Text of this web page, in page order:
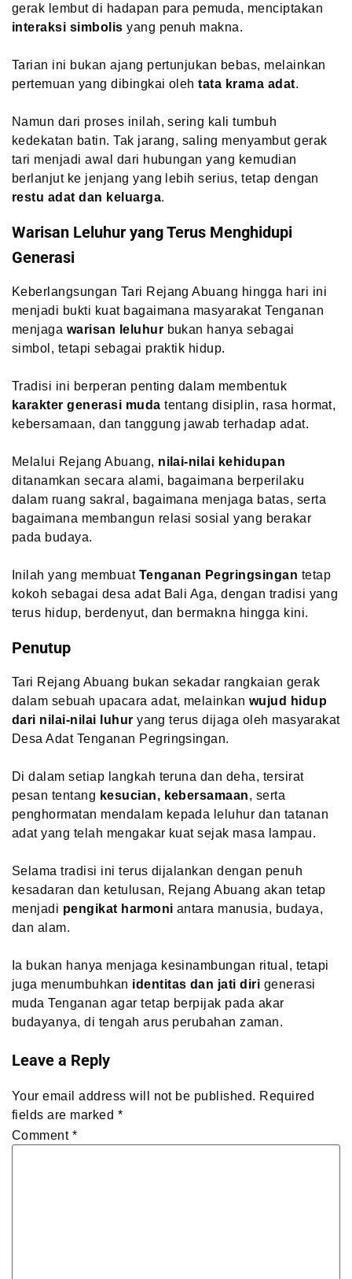
gerak lembut di hadapan para pemuda, menciptakan
interaksi simbolis yang penuh makna.
Tarian ini bukan ajang pertunjukan bebas, melainkan
pertemuan yang dibingkai olehtata krama adat.
Namun dari proses inilah, sering kali tumbuh
kedekatan batin. Tak jarang, saling menyambut gerak
tari menjadi awal dari hubungan yang kemudian
berlanjut ke jenjang yang lebih serius, tetap dengan
restu adat dan keluarga.
Warisan Leluhur yang Terus Menghidupi
Generasi
Keberlangsungan Tari Rejang Abuang hingga hari ini
menjadi bukti kuat bagaimana masyarakat Tenganan
menjaga warisan leluhur bukan hanya sebagai
simbol, tetapi sebagai praktik hidup.
Tradisi ini berperan penting dalam membentuk
karakter generasi muda tentang disiplin, rasa hormat,
kebersamaan, dan tanggung jawab terhadap adat.
Melalui Rejang Abuang, nilai-nilai kehidupan
ditanamkan secara alami, bagaimana berperilaku
dalam ruang sakral, bagaimana menjaga batas, serta
bagaimana membangun relasi sosial yang berakar
pada budaya.
Inilah yang membuat Tenganan Pegringsingan tetap
kokoh sebagai desa adat Bali Aga, dengan tradisi yang
terus hidup, berdenyut, dan bermakna hingga kini.
Penutup
Tari Rejang Abuang bukan sekadar rangkaian gerak
dalam sebuah upacara adat, melainkan wujud hidup
dari nilai-nilai luhur yang terus dijaga oleh masyarakat
Desa Adat Tenganan Pegringsingan.
Di dalam setiap langkah teruna dan deha, tersirat
pesan tentang kesucian, kebersamaan, serta
penghormatan mendalam kepada leluhur dan tatanan
adat yang telah mengakar kuat sejak masa lampau.
Selama tradisi ini terus dijalankan dengan penuh
kesadaran dan ketulusan, Rejang Abuang akan tetap
menjadi pengikat harmoni antara manusia, budaya,
dan alam.
Ia bukan hanya menjaga kesinambungan ritual, tetapi
juga menumbuhkan identitas dan jati diri generasi
muda Tenganan agar tetap berpijak pada akar
budayanya, di tengah arus perubahan zaman.
Leave a Reply
Your email address will not be published. Required
fields are marked *
Comment *